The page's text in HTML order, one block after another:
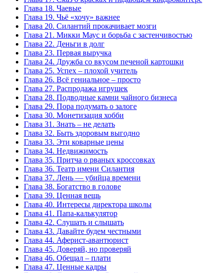
Глава 18. Чаевые
Глава 19. Чьё «хочу» важнее
Глава 20. Силантий прокачивает мозги
Глава 21. Микки Маус и борьба с застенчивостью
Глава 22. Деньги в долг
Глава 23. Первая выручка
Глава 24. Дружба со вкусом печеной картошки
Глава 25. Успех – плохой учитель
Глава 26. Всё гениальное – просто
Глава 27. Распродажа игрушек
Глава 28. Подводные камни чайного бизнеса
Глава 29. Пора подумать о залоге
Глава 30. Монетизация хобби
Глава 31. Знать – не делать
Глава 32. Быть здоровым выгодно
Глава 33. Эти коварные цены
Глава 34. Недвижимость
Глава 35. Притча о рваных кроссовках
Глава 36. Театр имени Силантия
Глава 37. Лень — убийца времени
Глава 38. Богатство в голове
Глава 39. Ценная вещь
Глава 40. Интересы директора школы
Глава 41. Папа-калькулятор
Глава 42. Слушать и слышать
Глава 43. Давайте будем честными
Глава 44. Аферист-авантюрист
Глава 45. Доверяй, но проверяй
Глава 46. Обещал – плати
Глава 47. Ценные кадры